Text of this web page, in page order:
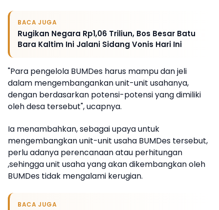
BACA JUGA
Rugikan Negara Rp1,06 Triliun, Bos Besar Batu
Bara Kaltim Ini Jalani Sidang Vonis Hari Ini
"Para pengelola BUMDes harus mampu dan jeli
dalam mengembangankan unit-unit usahanya,
dengan berdasarkan potensi-potensi yang dimiliki
oleh desa tersebut", ucapnya.
Ia menambahkan, sebagai upaya untuk
mengembangkan unit-unit usaha BUMDes tersebut,
perlu adanya perencanaan atau perhitungan
,sehingga unit usaha yang akan dikembangkan oleh
BUMDes tidak mengalami kerugian.
BACA JUGA